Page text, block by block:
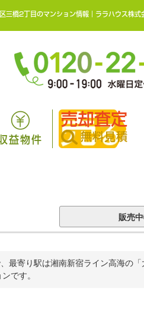
三橋2丁目のマンション情報｜ララハウス株式
益物件
売却査定
無料見積
販売
最寄り駅は湘南新宿ライン高海の「
です。